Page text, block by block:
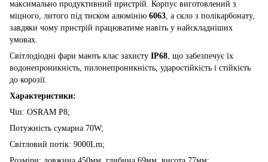
максимально продуктивний пристрій. Корпус виготовлений з
міцного, литого під тиском алюмінію 6063, а скло з полікарбонату,
завдяки чому пристрій працюватиме навіть у найскладніших
умовах.
Світлодіодні фари мають клас захисту IP68, що забезпечує їх
водонепроникність, пилонепроникність, ударостійкість і стійкість
до корозії.
Характеристики:
Чіп: OSRAM P8;
Потужність сумарна 70W;
Світловий потік: 9000Lm;